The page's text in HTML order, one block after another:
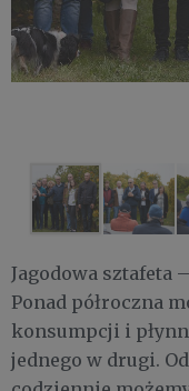
Jagodowa sztafeta
Ponad półroczna
konsumpcji i
jednego w drugi.